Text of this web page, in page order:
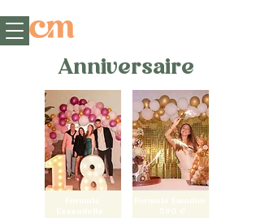
Anniversaire
Formule
Essentielle –
Formule Émotion
– 590 €